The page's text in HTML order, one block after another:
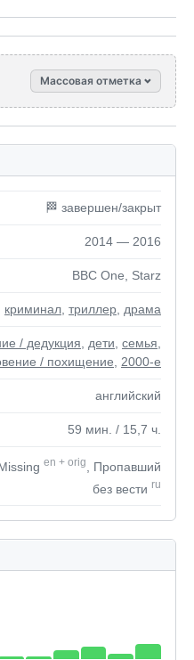
Массовая отметка
🏁 завершен/закрыт
2014 — 2016
BBC One, Starz
криминал триллер драма
/ дедукция дети семья
/ похищение
2000-е
английский
59 мин. / 15,7 ч.
en + orig
, Пропавший
без вести ru